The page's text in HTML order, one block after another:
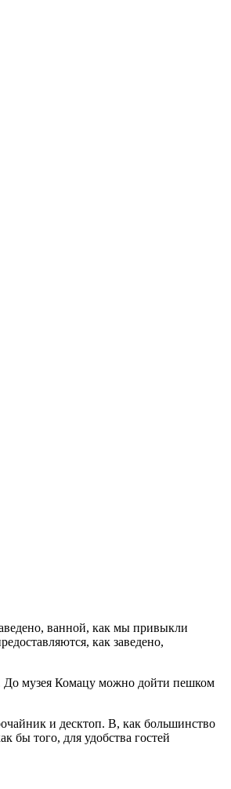
ванной, как мы привыкли
как заведено,
До музея Комацу можно дойти пешком
и десктоп. В, как большинство
бы того, для удобства гостей